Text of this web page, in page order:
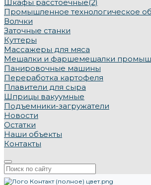
Шкафы расстоечные(2)
Промышленное технологическое
Волчки
Заточные станки
Куттеры
Массажеры для мяса
Мешалки и фаршемешалки
Панировочные машины
Переработка картофеля
Плавители для сыра
Шприцы вакуумные
Подъемники-загружатели
Новости
Остатки
Наши объекты
Контакты